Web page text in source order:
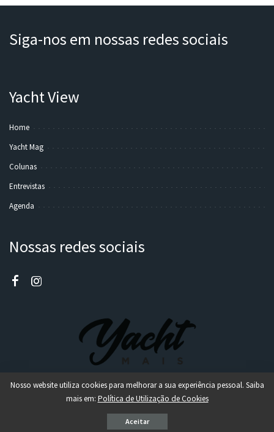
Siga-nos em nossas redes sociais
Yacht View
Home
Yacht Mag
Colunas
Entrevistas
Agenda
Nossas redes sociais
Powered by Wordpress
Nosso website utiliza cookies para melhorar a sua experiência pessoal. Saiba
mais em: Política de Utilização de Cookies
Aceitar